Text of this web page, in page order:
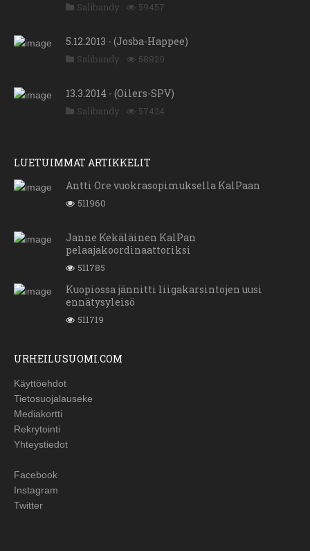
Salibandy 59457
5.12.2013 - (Josba-Happee)
Salibandy 58829
13.3.2014 - (Oilers-SPV)
Salibandy 57424
LUETUIMMAT ARTIKKELIT
Antti Ore vuokrasopimuksella KalPaan
511960
Janne Kekäläinen KalPan
pelaajakoordinaattoriksi
511785
Kuopiossa jännitti liigakarsintojen uusi
ennätysyleisö
511719
URHEILUSUOMI.COM
Käyttöehdot
Tietosuojalauseke
Mediakortti
Rekrytointi
Yhteystiedot
Facebook
Instagram
Twitter